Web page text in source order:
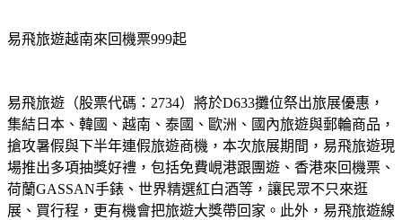
易飛旅遊越南來回機票999起
易飛旅遊（股票代碼：2734）將於D633攤位祭出旅展優惠，
集結日本、韓國、越南、泰國、歐洲、國內旅遊與郵輪商品，
搶攻暑假與下半年連假旅遊商機，本次旅展期間，易飛旅遊現
場推出多項抽獎好禮，包括免費峴港跟團遊、香港來回機票、
荷蘭GASSAN手錶、世界精選紅白酒等，讓民眾不只來逛
展、買行程，更有機會把旅遊大獎帶回家。此外，易飛旅遊線